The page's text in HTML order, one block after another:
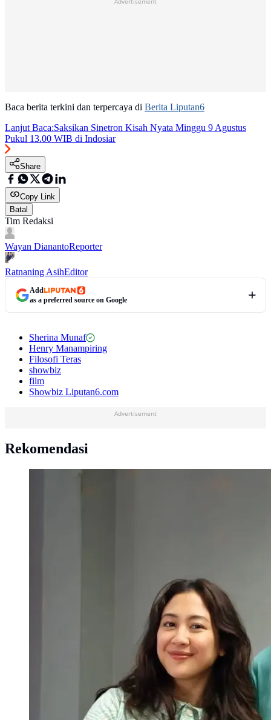
Baca berita terkini dan terpercaya di Berita Liputan6
Lanjut Baca:Saksikan Sinetron Kisah Nyata Minggu 9 Agustus
Pukul 13.00 WIB di Indosiar
Share
Copy Link
Batal
Tim Redaksi
Wayan DianantoReporter
Ratnaning AsihEditor
Add
as a preferred source on Google
Sherina Munaf
Henry Manampiring
Filosofi Teras
showbiz
film
Showbiz Liputan6.com
Advertisement
Rekomendasi